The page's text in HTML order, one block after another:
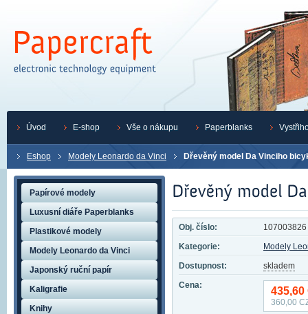
Eshop Modely Leonardo da Vinci Dřevěný model Da Vinciho
Obj. číslo:
107003826
Kategorie:
Modely
Dostupnost:
skladem
Cena:
435,60
360,00
Papírové modely
Luxusní diáře Paperblanks
Plastikové modely
Modely Leonardo da Vinci
Japonský ruční papír
Kaligrafie
Knihy
Úvod E-shop Vše o nákupu Paperblanks